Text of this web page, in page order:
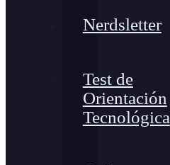
Nerdsletter
Test de
Orientación
Tecnológica